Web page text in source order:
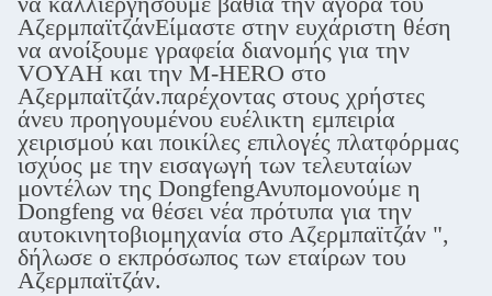
ΑζερμπαϊτζάνΕίμαστε στην ευχάριστη θέση
να ανοίξουμε γραφεία διανομής για την
VOYAH και την M-HERO στο
Αζερμπαϊτζάν.παρέχοντας στους χρήστες
άνευ προηγουμένου ευέλικτη εμπειρία
χειρισμού και ποικίλες επιλογές πλατφόρμας
ισχύος με την εισαγωγή των τελευταίων
μοντέλων της DongfengΑνυπομονούμε η
Dongfeng να θέσει νέα πρότυπα για την
αυτοκινητοβιομηχανία στο Αζερμπαϊτζάν ",
δήλωσε ο εκπρόσωπος των εταίρων του
Αζερμπαϊτζάν.